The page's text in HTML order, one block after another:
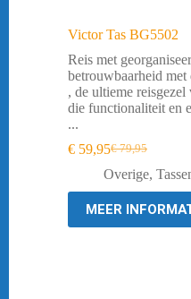
Victor Tas BG5502
Reis met
betrouwbaarheid
, de ultieme reisgezel
die functionaliteit en
...
€79,95
Oorspronkelijke
prijs
€ 79,95.
€ 59,95Huidige
prijs
€ 59,95.
Overige,
MEER